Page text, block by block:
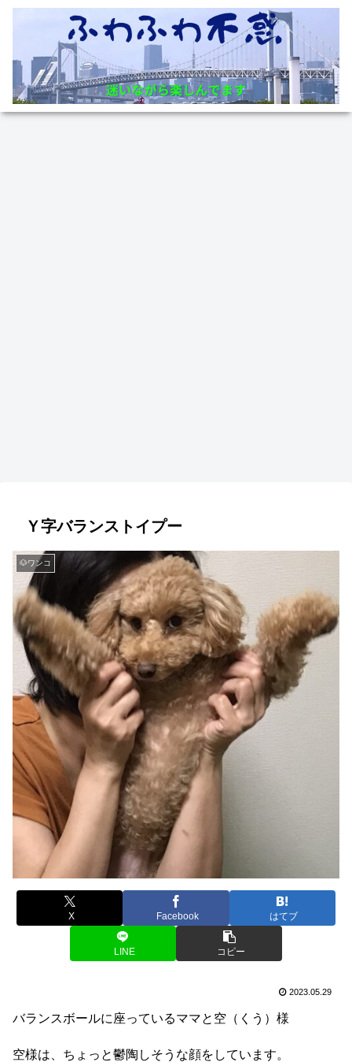
Ｙ字バランストイプー
🐶ワンコ
X Facebook はてブ
LINE コピー
2023.05.29
バランスボールに座っているママと空（くう）様
空様は、ちょっと鬱陶しそうな顔をしています。